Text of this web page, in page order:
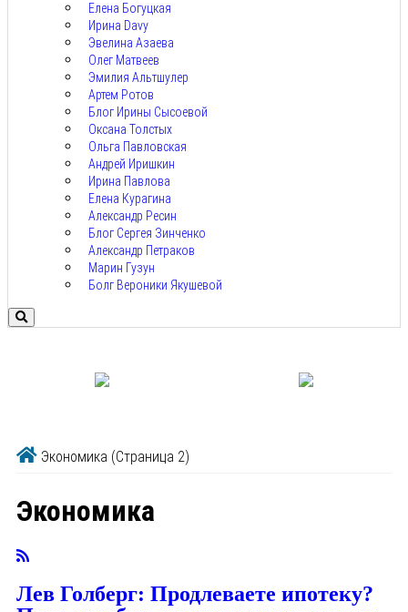
Елена Богуцкая
Ирина Davy
Эвелина Азаева
Олег Матвеев
Эмилия Альтшулер
Артем Ротов
Блог Ирины Сысоевой
Оксана Толстых
Ольга Павловская
Андрей Иришкин
Ирина Павлова
Елена Курагина
Александр Ресин
Блог Сергея Зинченко
Александр Петраков
Марин Гузун
Болг Вероники Якушевой
Экономика (Страница 2)
Экономика
Лев Голберг: Продлеваете ипотеку?